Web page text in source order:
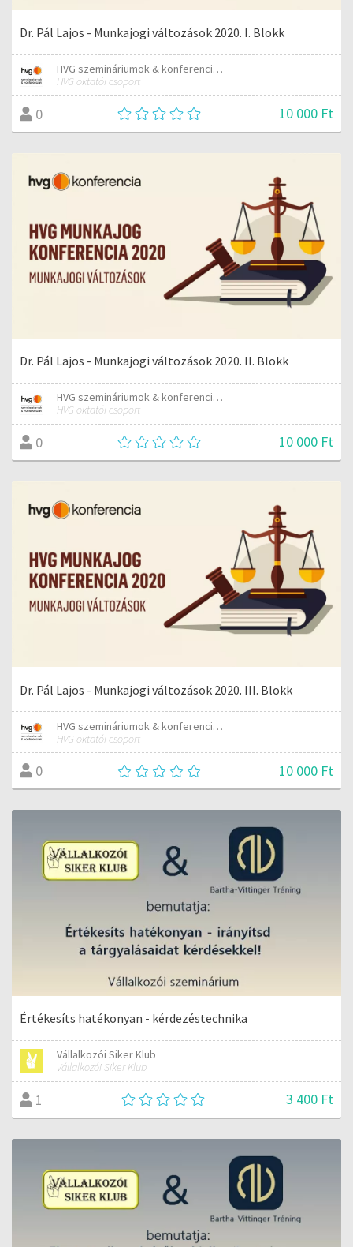
Dr. Pál Lajos - Munkajogi változások 2020. I. Blokk
HVG szemináriumok & konferenciák
HVG oktatói csoport
0 10 000 Ft
Dr. Pál Lajos - Munkajogi változások 2020. II. Blokk
HVG szemináriumok & konferenciák
HVG oktatói csoport
0 10 000 Ft
Dr. Pál Lajos - Munkajogi változások 2020. III. Blokk
HVG szemináriumok & konferenciák
HVG oktatói csoport
0 10 000 Ft
Értékesíts hatékonyan - kérdezéstechnika
Vállalkozói Siker Klub
Vállalkozói Siker Klub
1 3 400 Ft